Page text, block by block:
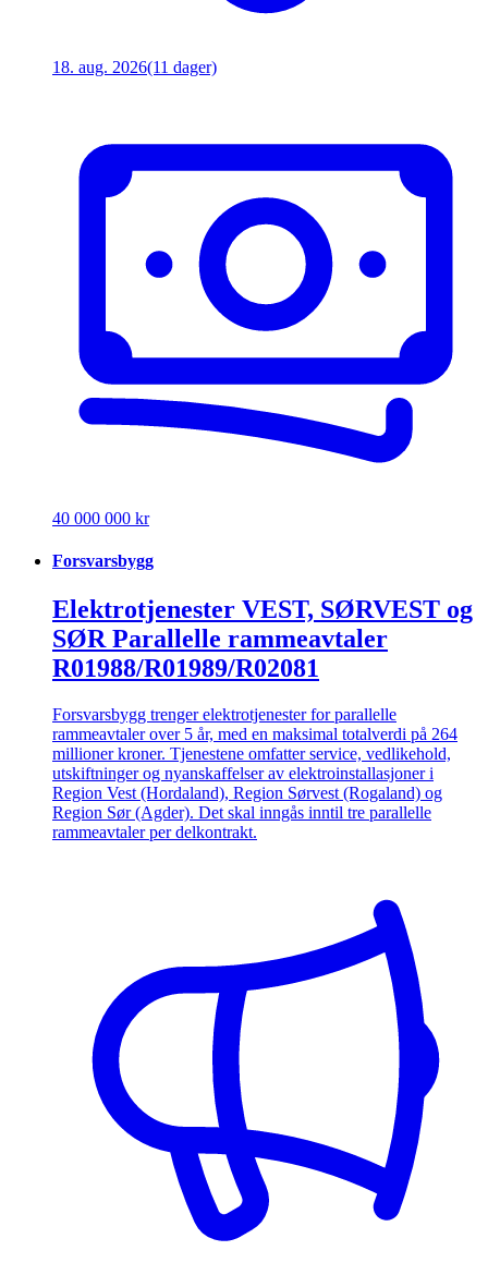
18. aug. 2026(11 dager)
40 000 000 kr
Forsvarsbygg
Elektrotjenester VEST, SØRVEST og
SØR Parallelle rammeavtaler
R01988/R01989/R02081
Forsvarsbygg trenger elektrotjenester for parallelle
rammeavtaler over 5 år, med en maksimal totalverdi på 264
millioner kroner. Tjenestene omfatter service, vedlikehold,
utskiftninger og nyanskaffelser av elektroinstallasjoner i
Region Vest (Hordaland), Region Sørvest (Rogaland) og
Region Sør (Agder). Det skal inngås inntil tre parallelle
rammeavtaler per delkontrakt.